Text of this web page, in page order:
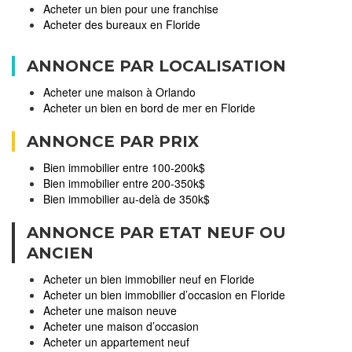
Acheter un bien pour une franchise
Acheter des bureaux en Floride
ANNONCE PAR LOCALISATION
Acheter une maison à Orlando
Acheter un bien en bord de mer en Floride
ANNONCE PAR PRIX
Bien immobilier entre 100-200k$
Bien immobilier entre 200-350k$
Bien immobilier au-delà de 350k$
ANNONCE PAR ETAT NEUF OU
ANCIEN
Acheter un bien immobilier neuf en Floride
Acheter un bien immobilier d’occasion en Floride
Acheter une maison neuve
Acheter une maison d’occasion
Acheter un appartement neuf